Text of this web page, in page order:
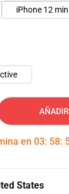
iPhone 12
en 03: 58:
States